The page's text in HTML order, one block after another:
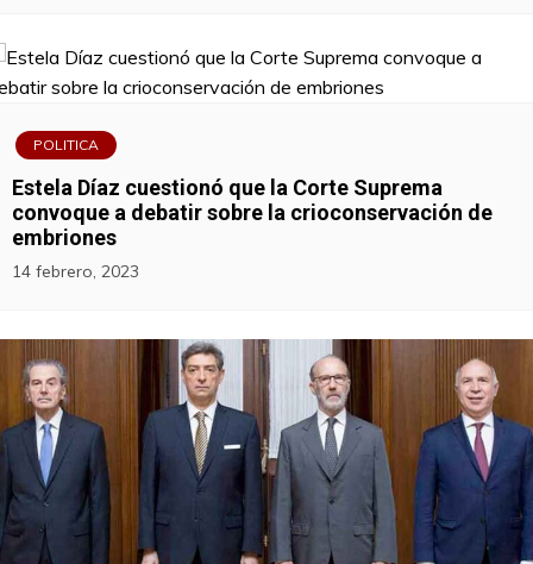
POLITICA
Estela Díaz cuestionó que la Corte Suprema
convoque a debatir sobre la crioconservación de
embriones
14 febrero, 2023